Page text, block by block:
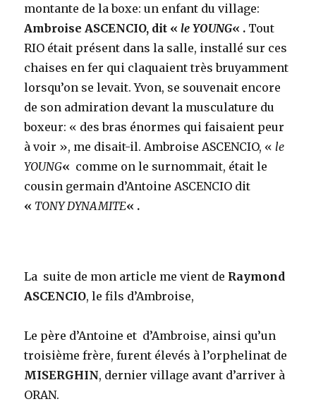
montante de la boxe: un enfant du village:
Ambroise ASCENCIO, dit «le YOUNG« . Tout
RIO était présent dans la salle, installé sur ces
chaises en fer qui claquaient très bruyamment
lorsqu’on se levait. Yvon, se souvenait encore
de son admiration devant la musculature du
boxeur: « des bras énormes qui faisaient peur
à voir », me disait-il. Ambroise ASCENCIO, «le
YOUNG« comme on le surnommait, était le
cousin germain d’Antoine ASCENCIO dit
« TONY DYNAMITE« .
La suite de mon article me vient de Raymond
ASCENCIO, le fils d’Ambroise,
Le père d’Antoine et d’Ambroise, ainsi qu’un
troisième frère, furent élevés à l’orphelinat de
MISERGHIN, dernier village avant d’arriver à
ORAN.